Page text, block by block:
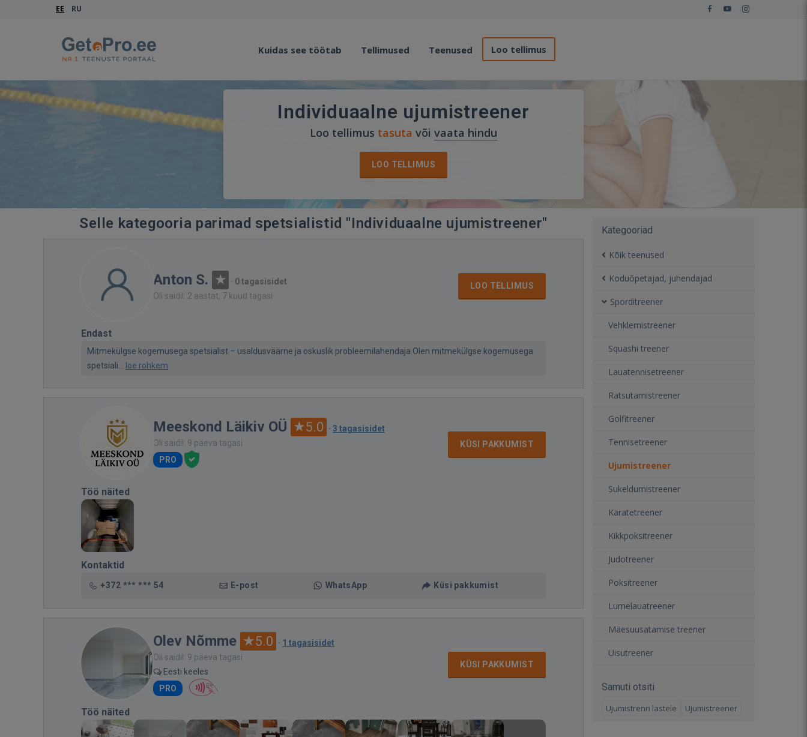
EE RU
Kuidas see töötab Tellimused Teenused Loo tellimus
Individuaalne ujumistreener
Loo tellimus tasuta või vaata hindu
LOO TELLIMUS
Selle kategooria parimad spetsialistid "Individuaalne ujumistreener"
Anton S. · 0 tagasisidet
Oli saidil: 2 aastat, 7 kuud tagasi
LOO TELLIMUS
Endast
Mitmekülgse kogemusega spetsialist – usaldusväärne ja oskuslik probleemilahendaja Olen mitmekülgse kogemusega
spetsiali...
loe rohkem
Meeskond Läikiv OÜ 5.0 · 3 tagasisidet
Oli saidil: 9 päeva tagasi
PRO
KÜSI PAKKUMIST
Töö näited
Kontaktid
+372 *** *** 54 E-post WhatsApp Küsi pakkumist
Olev Nõmme 5.0 · 1 tagasisidet
Oli saidil: 9 päeva tagasi
Eesti keeles
PRO
KÜSI PAKKUMIST
Töö näited
Kategooriad
Kõik teenused
Koduõpetajad, juhendajad
Sporditreener
Vehklemistreener
Squashi treener
Lauatennisetreener
Ratsutamistreener
Golfitreener
Tennisetreener
Ujumistreener
Sukeldumistreener
Karatetreener
Kikkpoksitreener
Judotreener
Poksitreener
Lumelauatreener
Mäesuusatamise treener
Uisutreener
Samuti otsiti
Ujumistrenn lastele Ujumistreener